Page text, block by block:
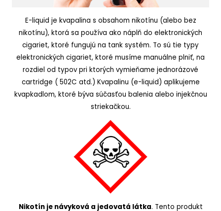
E-liquid je kvapalina s obsahom nikotínu (alebo bez
nikotínu), ktorá sa používa ako náplň do elektronických
cigariet, ktoré fungujú na tank systém. To sú tie typy
elektronických cigariet, ktoré musíme manuálne plniť, na
rozdiel od typov pri ktorých vymieňame jednorázové
cartridge ( 502C atd.) Kvapalinu (e-liquid) aplikujeme
kvapkadlom, ktoré býva súčasťou balenia alebo injekčnou
striekačkou.
Nikotín je návyková a jedovatá látka. Tento produkt